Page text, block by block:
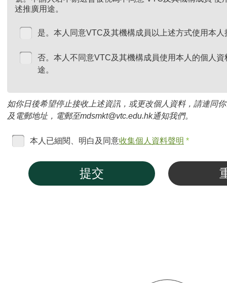
述推廣用途。
是。本人同意VTC及其機構成員以上述方式使用本
否。本人不同意VTC及其機構成員使用本人的個人
途。
如你日後希望停止接收上述資訊，或更改個人資料，請連同
及電郵地址，電郵至mdsmkt@vtc.edu.hk通知我們。
本人已細閱、明白及同意收集個人資料聲明 *
提交